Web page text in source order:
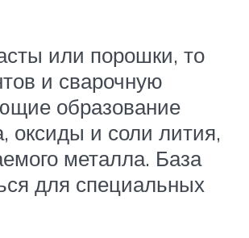
или порошки, то
и сварочную
образование
оксиды и соли лития,
металла. База
для специальных